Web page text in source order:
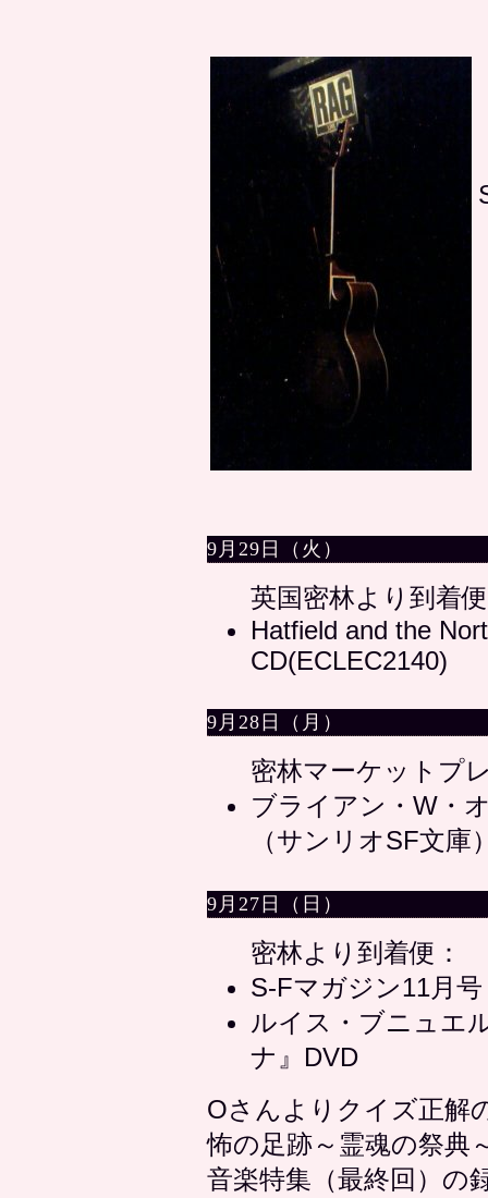
9月29日（火）
英国密林より到着
Hatfield and the
CD(ECLEC2140)
9月28日（月）
密林マーケットプ
ブライアン・W・
（サンリオSF文庫
9月27日（日）
密林より到着便：
S-Fマガジン11月
ルイス・ブニュエ
ナ』DVD
Oさんよりクイズ正解
怖の足跡～霊魂の祭典
音楽特集（最終回）の